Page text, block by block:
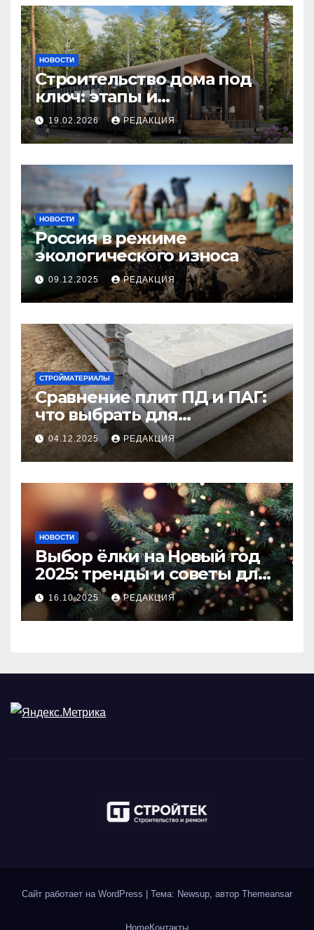
НОВОСТИ
Строительство дома под
ключ: этапы и
планирование бюджета
19.02.2026 РЕДАКЦИЯ
НОВОСТИ
Россия в режиме
экологического износа
09.12.2025 РЕДАКЦИЯ
СТРОЙМАТЕРИАЛЫ
Сравнение плит ПД и ПАГ:
что выбрать для
долговечного и прочного
покрытия
04.12.2025 РЕДАКЦИЯ
НОВОСТИ
Выбор ёлки на Новый год
2025: тренды и советы для
идеального праздника
16.10.2025 РЕДАКЦИЯ
Сайт работает на WordPress Тема: Newsup, автор Themeansar
HomeКонтакты